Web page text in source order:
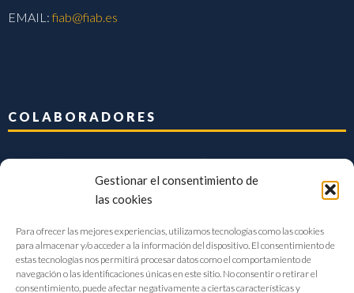
Gestionar el consentimiento de
las cookies
Para ofrecer las mejores experiencias, utilizamos tecnologías como las cookies
para almacenar y/o acceder a la información del dispositivo. El consentimiento de
estas tecnologías nos permitirá procesar datos como el comportamiento de
navegación o las identificaciones únicas en este sitio. No consentir o retirar el
consentimiento, puede afectar negativamente a ciertas características y
EMAIL:fiab@fiab.es
COLABORADORES